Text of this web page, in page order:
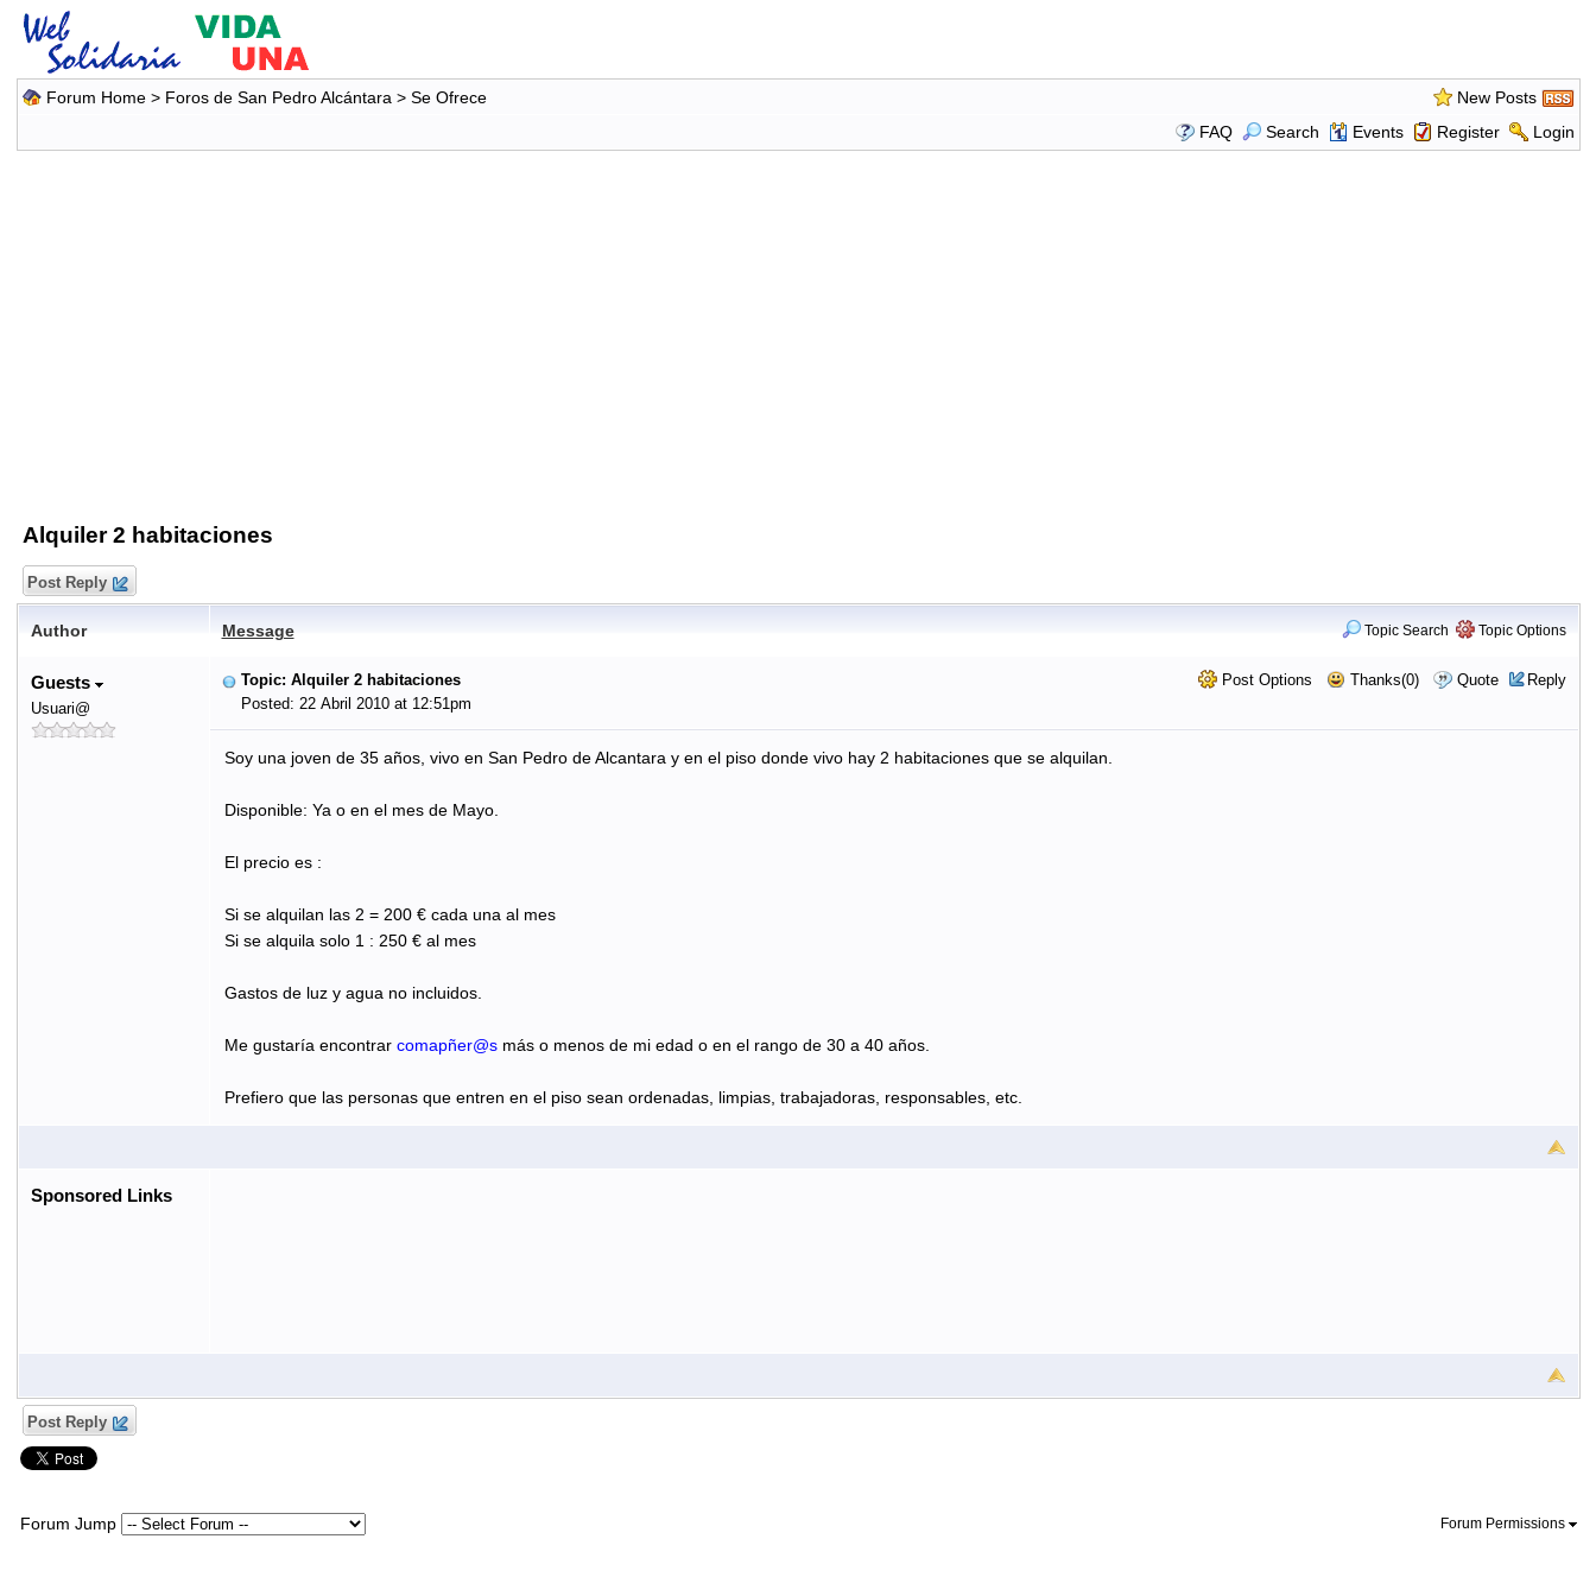
Forum Home> Foros de San Pedro Alcántara > Se Ofrece
New Posts
FAQ
Search Events Register Login
Alquiler 2 habitaciones
Post Reply
Author Message Topic Search Topic Options
Guests
Usuari@
Post Options Thanks(0) Quote Reply
Topic: Alquiler 2 habitaciones
Posted: 22 Abril 2010 at 12:51pm
Soy una joven de 35 años, vivo en San Pedro de Alcantara y en el piso donde vivo hay 2 habitaciones que se alquilan.
Disponible: Ya o en el mes de Mayo.
El precio es :
Si se alquilan las 2 = 200 € cada una al mes
Si se alquila solo 1 : 250 € al mes
Gastos de luz y agua no incluidos.
Me gustaría encontrar comapñer@smás o menos de mi edad o en el rango de 30 a 40 años.
Prefiero que las personas que entren en el piso sean ordenadas, limpias, trabajadoras, responsables, etc.
Sponsored Links
Post Reply
Forum Jump Forum Permissions